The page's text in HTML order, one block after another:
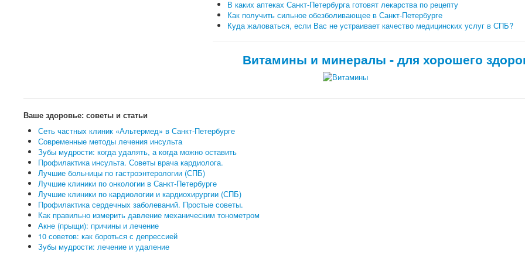
В каких аптеках Санкт-Петербурга готовят лекарства по рецепту
Как получить сильное обезболивающее в Санкт-Петербурге
Куда жаловаться, если Вас не устраивает качество медицинских услуг в СПБ?
Витамины и минералы - для хорошего
Ваше здоровье: советы и статьи
Сеть частных клиник «Альтермед» в Санкт-Петербурге
Современные методы лечения инсульта
Зубы мудрости: когда удалять, а когда можно оставить
Профилактика инсульта. Советы врача кардиолога.
Лучшие больницы по гастроэнтерологии (СПБ)
Лучшие клиники по онкологии в Санкт-Петербурге
Лучшие клиники по кардиологии и кардиохирургии (СПБ)
Профилактика сердечных заболеваний. Простые советы.
Как правильно измерить давление механическим тонометром
Акне (прыщи): причины и лечение
10 советов: как бороться с депрессией
Зубы мудрости: лечение и удаление